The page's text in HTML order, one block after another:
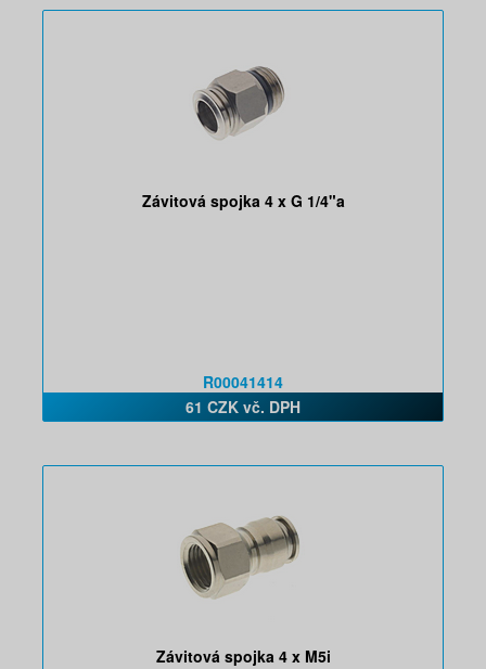
Závitová spojka 4 x G 1/4"a
R00041414
61 CZK vč. DPH
Závitová spojka 4 x M5i